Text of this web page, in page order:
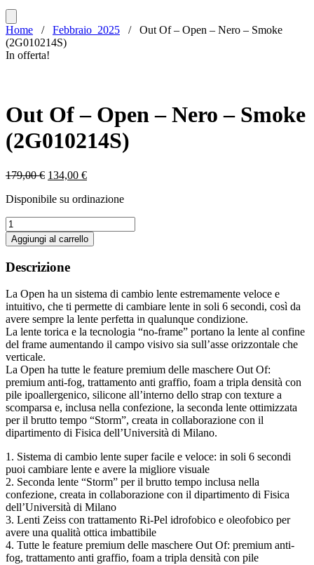
Home / Febbraio_2025 / Out Of – Open – Nero – Smoke
(2G010214S)
In offerta!
Out Of – Open – Nero – Smoke
(2G010214S)
179,00€ Il
originale
134,00 €Il
attuale
Disponibile su ordinazione
Out
Of
-
Open
-
-
Smoke
(2G010214S)
quantità
Aggiungi al carrello
Descrizione
La Open ha un sistema di cambio lente estremamente veloce e
intuitivo, che ti permette di cambiare lente in soli 6 secondi, così da
avere sempre la lente perfetta in qualunque condizione.
La lente torica e la tecnologia “no-frame” portano la lente al confine
del frame aumentando il campo visivo sia sull’asse orizzontale che
verticale.
La Open ha tutte le feature premium delle maschere Out Of:
premium anti-fog, trattamento anti graffio, foam a tripla densità con
pile ipoallergenico, silicone all’interno dello strap con texture a
scomparsa e, inclusa nella confezione, la seconda lente ottimizzata
per il brutto tempo “Storm”, creata in collaborazione con il
dipartimento di Fisica dell’Università di Milano.
1. Sistema di cambio lente super facile e veloce: in soli 6 secondi
puoi cambiare lente e avere la migliore visuale
2. Seconda lente “Storm” per il brutto tempo inclusa nella
confezione, creata in collaborazione con il dipartimento di Fisica
dell’Università di Milano
3. Lenti Zeiss con trattamento Ri-Pel idrofobico e oleofobico per
avere una qualità ottica imbattibile
4. Tutte le feature premium delle maschere Out Of: premium anti-
fog, trattamento anti graffio, foam a tripla densità con pile